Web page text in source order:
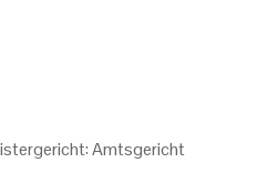
Amtsgericht